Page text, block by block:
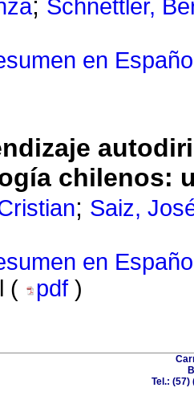
; Schnettler,
en
chilenos:
; Saiz,
en
(
pdf )
Tel.: (57)